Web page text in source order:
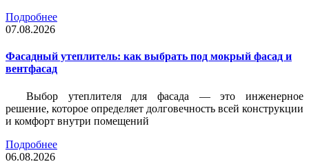
Подробнее
07.08.2026
Фасадный утеплитель: как выбрать под мокрый фасад и
вентфасад
Выбор утеплителя для фасада — это инженерное
решение, которое определяет долговечность всей конструкции
и комфорт внутри помещений
Подробнее
06.08.2026